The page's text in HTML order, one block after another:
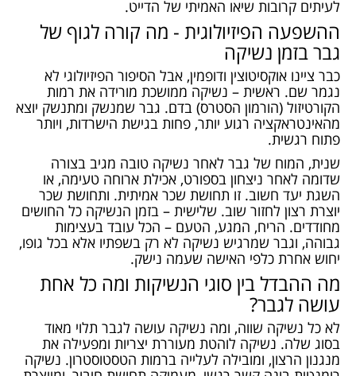
לעיתים קרובות שיאו האמיתי של הדייט.
ההשפעה הפיזיולוגית - מה קורה לגוף של
גבר בזמן נשיקה
כבר ציינו אוקסיטוצין ודופמין, אבל הסיפור הפיזיולוגי לא
נגמר שם. ראשית – נשיקה ממושכת מורידה את רמות
הקורטיזול (הורמון הסטרס) בדם. גבר שמנשק ומתנשק יוצא
מהאינטראקציה רגוע יותר, פחות בגישת הישרדות, ויותר
פתוח רגשית.
שנית, המוח של גבר לאחר נשיקה טובה מגיב בצורה
שדומה לאחר ניצחון בספורט, אכילת ארוחה טעימה, או
השגת יעד חשוב. זו תחושת שכר אמיתית. ותחושת שכר
יוצרת רצון לחזור שוב. שלישית – בזמן הנשיקה כל החושים
מחודדים. הריח, המגע, הטעם – הכל עובד בעצימות
גבוהה, וגבר שמרגיש נשיקה לא רק בשפתיו אלא בכל גופו,
יחוש אחרת כלפי האישה שעמה נישק.
מה ההבדל בין סוגי הנשיקות ומה כל אחת
עושה לגבר?
לא כל נשיקה שווה, ומה נשיקה עושה לגבר תלוי מאוד
בסוג שלה. נשיקה לוהטת מעוררת יצריות ומפעילה את
מנגנון הרצון, ומובילה לעלייה ברמות הטסטוסטרון. נשיקה